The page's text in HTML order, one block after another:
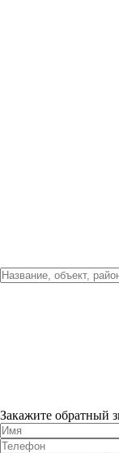
Закажите обратный